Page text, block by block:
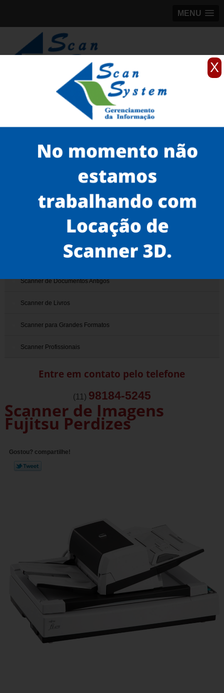
X
MENU
98184-5245
Scanner profissionais
scanner de imagens fujitsu Perdizes
Serviços
Scanner de Documentos
Scanner de Documentos Antigos
Scanner de Livros
Scanner para Grandes Formatos
Scanner Profissionais
Entre em contato pelo telefone
(11) 98184-5245
Scanner de Imagens
Fujitsu Perdizes
Gostou? compartilhe!